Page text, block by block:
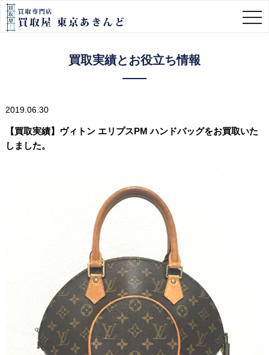
買取実績とお役立ち情報
2019.06.30
【買取実績】ヴィトン エリプスPM ハンドバッグをお買取いた
しました。